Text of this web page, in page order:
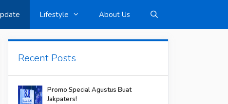
Lifestyle About Us
Recent Posts
Promo Special Agustus Buat
Jakpaters!